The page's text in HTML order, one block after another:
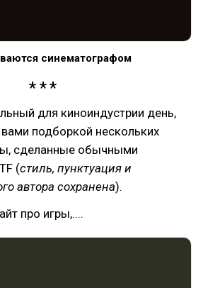
синематографом
для киноиндустрии день,
подборкой нескольких
сделанные обычными
(стиль, пунктуация и
автора сохранена).
про игры,....